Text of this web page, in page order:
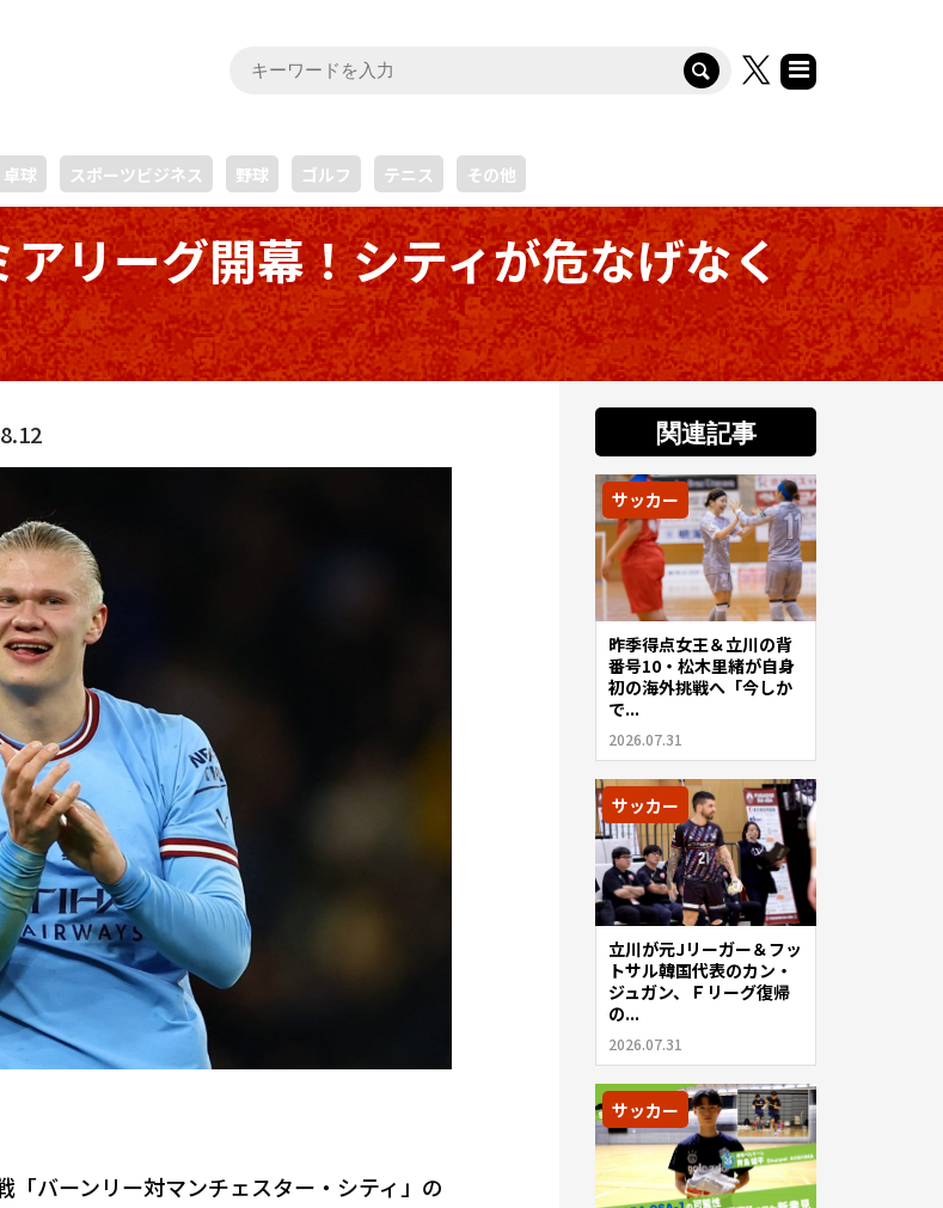
卓球 スポーツビジネス 野球 ゴルフ テニス その他
リーグ開幕！シティが危なげなく
バーンリー対マンチェスター・シティ」の
関連記事
サッカー
昨季得点女王＆立川の背
番号10・松木里緒が自身
初の海外挑戦へ「今しか
で...
2026.07.31
サッカー
立川が元Jリーガー＆フッ
トサル韓国代表のカン・
ジュガン、Ｆリーグ復帰
の...
2026.07.31
サッカー